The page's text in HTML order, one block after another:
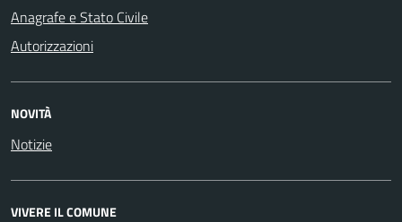
Anagrafe e Stato Civile
Autorizzazioni
NOVITÀ
Notizie
VIVERE IL COMUNE